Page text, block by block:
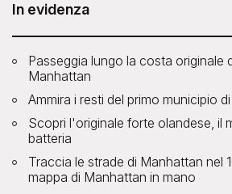
In evidenza
Passeggia lungo la costa originale
Manhattan
Ammira i resti del primo municipio
Scopri l'originale forte olandese, il
batteria
Traccia le strade di Manhattan nel
mappa di Manhattan in mano